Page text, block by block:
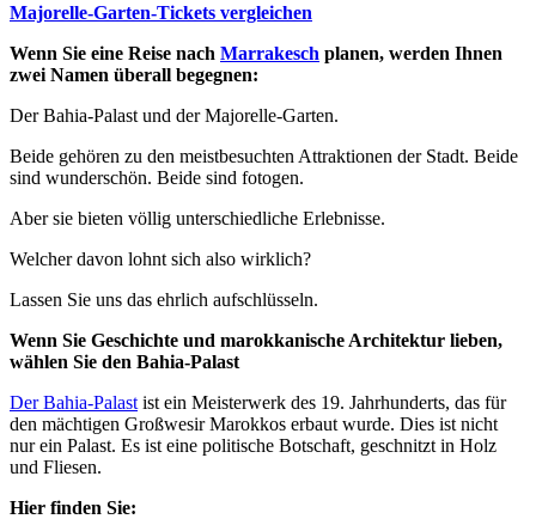
Majorelle-Garten-Tickets vergleichen
Wenn Sie eine Reise nach Marrakesch planen, werden Ihnen
zwei Namen überall begegnen:
Der Bahia-Palast und der Majorelle-Garten.
Beide gehören zu den meistbesuchten Attraktionen der Stadt. Beide
sind wunderschön. Beide sind fotogen.
Aber sie bieten völlig unterschiedliche Erlebnisse.
Welcher davon lohnt sich also wirklich?
Lassen Sie uns das ehrlich aufschlüsseln.
Wenn Sie Geschichte und marokkanische Architektur lieben,
wählen Sie den Bahia-Palast
Der Bahia-Palast ist ein Meisterwerk des 19. Jahrhunderts, das für
den mächtigen Großwesir Marokkos erbaut wurde. Dies ist nicht
nur ein Palast. Es ist eine politische Botschaft, geschnitzt in Holz
und Fliesen.
Hier finden Sie: